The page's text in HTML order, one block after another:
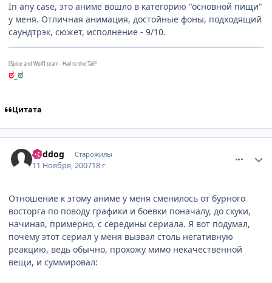
In any case, это аниме вошло в категорию "основной пищи"
у меня. Отличная анимация, достойные фоны, подходящий
саундтрэк, сюжет, исполнение - 9/10.
[Spice and Wolf] team - Hail to the Tail!!
ಠ ಠ
Цитата
Reddog Старожилы
11 Ноября, 200718 г
Отношение к этому аниме у меня сменилось от бурного
восторга по поводу графики и боёвки поначалу, до скуки,
начиная, примерно, с середины сериала. Я вот подумал,
почему этот сериал у меня вызвал столь негативную
реакцию, ведь обычно, прохожу мимо некачественной
вещи, и суммировал: